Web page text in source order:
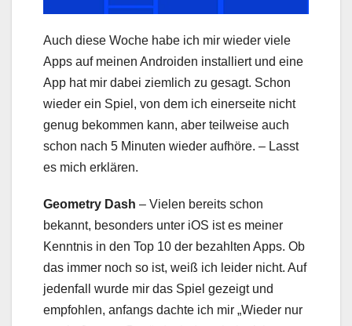
Auch diese Woche habe ich mir wieder viele
Apps auf meinen Androiden installiert und eine
App hat mir dabei ziemlich zu gesagt. Schon
wieder ein Spiel, von dem ich einerseite nicht
genug bekommen kann, aber teilweise auch
schon nach 5 Minuten wieder aufhöre. – Lasst
es mich erklären.
Geometry Dash – Vielen bereits schon
bekannt, besonders unter iOS ist es meiner
Kenntnis in den Top 10 der bezahlten Apps. Ob
das immer noch so ist, weiß ich leider nicht. Auf
jedenfall wurde mir das Spiel gezeigt und
empfohlen, anfangs dachte ich mir „Wieder nur